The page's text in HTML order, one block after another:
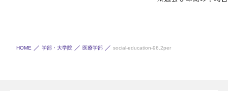
HOME 学部・大学院 医療学部 social-education-96.2per